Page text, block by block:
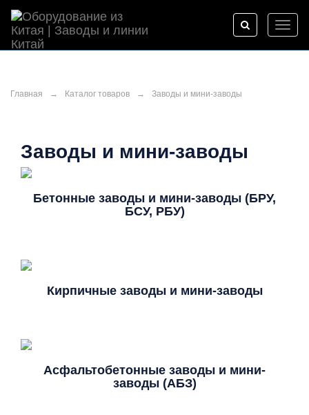
Главная → Каталог товаров → Заводы и мини-заводы
Заводы и мини-заводы
Бетонные заводы и мини-заводы (БРУ,
БСУ, РБУ)
Кирпичные заводы и мини-заводы
Асфальтобетонные заводы и мини-
заводы (АБЗ)